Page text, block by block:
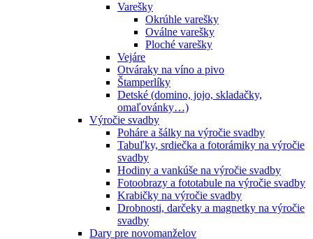
Varešky
Okrúhle varešky
Oválne varešky
Ploché varešky
Vejáre
Otváraky na víno a pivo
Štamperlíky
Detské (domino, jojo, skladačky,
omaľovánky…)
Výročie svadby
Poháre a šálky na výročie svadby
Tabuľky, srdiečka a fotorámiky na výročie
svadby
Hodiny a vankúše na výročie svadby
Fotoobrazy a fototabule na výročie svadby
Krabičky na výročie svadby
Drobnosti, darčeky a magnetky na výročie
svadby
Dary pre novomanželov